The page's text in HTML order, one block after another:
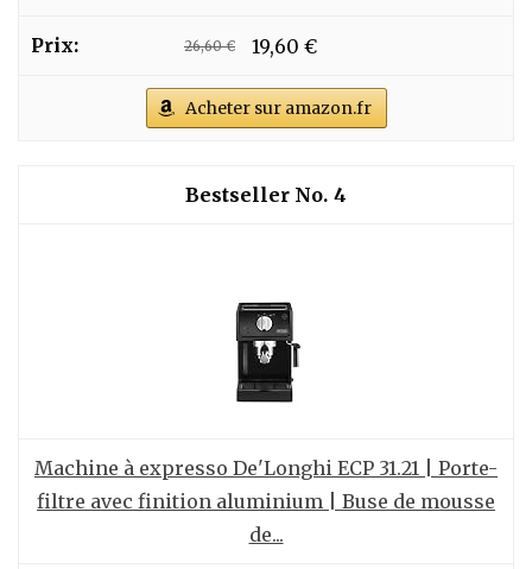
26,60 € 19,60 €
Acheter sur amazon.fr
4
Machine à expresso De'Longhi ECP 31.21 | Porte-
filtre avec finition aluminium | Buse de mousse
de...